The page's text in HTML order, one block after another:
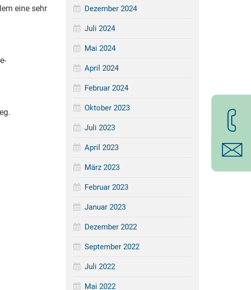
eine sehr
Dezember 2024
Juli 2024
Mai 2024
April 2024
Februar 2024
Oktober 2023
Juli 2023
April 2023
März 2023
Februar 2023
Januar 2023
Dezember 2022
September 2022
Juli 2022
Mai 2022